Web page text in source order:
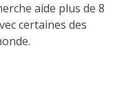
aide plus de 8
certaines des